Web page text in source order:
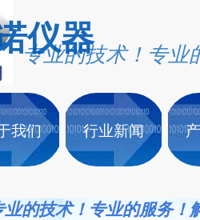
专业的技术！专业
仪器
我们 行业新闻
业的技术！专业的服务